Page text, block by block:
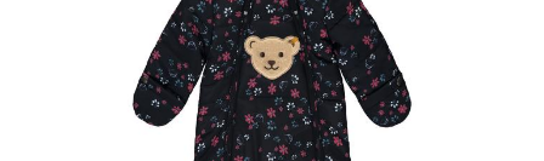
Графік роботи з 9:00 до 21:00